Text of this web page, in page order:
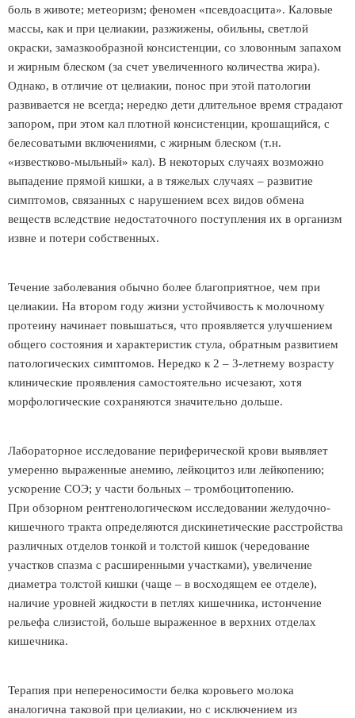
боль в животе; метеоризм; феномен «псевдоасцита». Каловые
массы, как и при целиакии, разжижены, обильны, светлой
окраски, замазкообразной консистенции, со зловонным запахом
и жирным блеском (за счет увеличенного количества жира).
Однако, в отличие от целиакии, понос при этой патологии
развивается не всегда; нередко дети длительное время страдают
запором, при этом кал плотной консистенции, крошащийся, с
белесоватыми включениями, с жирным блеском (т.н.
«известково-мыльный» кал). В некоторых случаях возможно
выпадение прямой кишки, а в тяжелых случаях – развитие
симптомов, связанных с нарушением всех видов обмена
веществ вследствие недостаточного поступления их в организм
извне и потери собственных.
Течение заболевания обычно более благоприятное, чем при
целиакии. На втором году жизни устойчивость к молочному
протеину начинает повышаться, что проявляется улучшением
общего состояния и характеристик стула, обратным развитием
патологических симптомов. Нередко к 2 – 3-летнему возрасту
клинические проявления самостоятельно исчезают, хотя
морфологические сохраняются значительно дольше.
Лабораторное исследование периферической крови выявляет
умеренно выраженные анемию, лейкоцитоз или лейкопению;
ускорение СОЭ; у части больных – тромбоцитопению.
При обзорном рентгенологическом исследовании желудочно-
кишечного тракта определяются дискинетические расстройства
различных отделов тонкой и толстой кишок (чередование
участков спазма с расширенными участками), увеличение
диаметра толстой кишки (чаще – в восходящем ее отделе),
наличие уровней жидкости в петлях кишечника, истончение
рельефа слизистой, больше выраженное в верхних отделах
кишечника.
Терапия при непереносимости белка коровьего молока
аналогична таковой при целиакии, но с исключением из